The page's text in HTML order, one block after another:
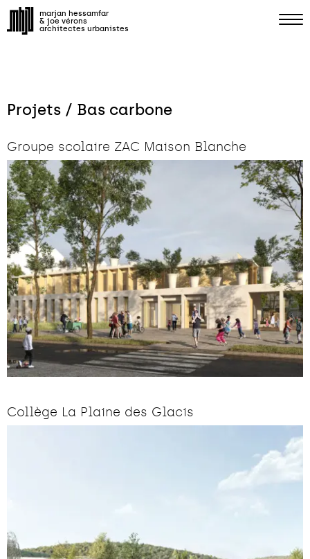
marjan hessamfar
& joe vérons
architectes urbanistes
Projets / Bas carbone
Groupe scolaire ZAC Maison Blanche
Collège La Plaine des Glacis